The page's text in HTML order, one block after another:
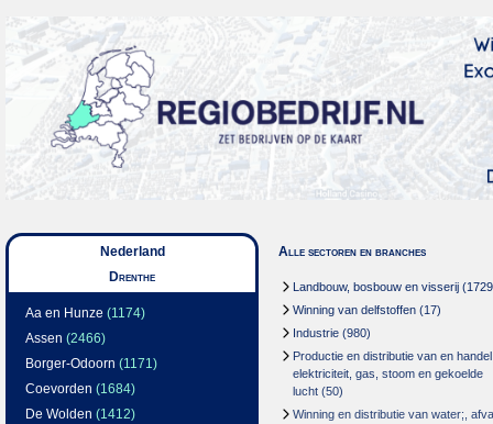
Nederland
Drenthe
Aa en Hunze (1174)
Assen (2466)
Borger-Odoorn (1171)
Coevorden (1684)
De Wolden (1412)
Alle sectoren en branches
Landbouw, bosbouw en visserij
Winning van delfstoffen (17)
Industrie (980)
Productie en distributie van en
elektriciteit, gas, stoom en gekoelde
lucht (50)
Winning en distributie van water;,